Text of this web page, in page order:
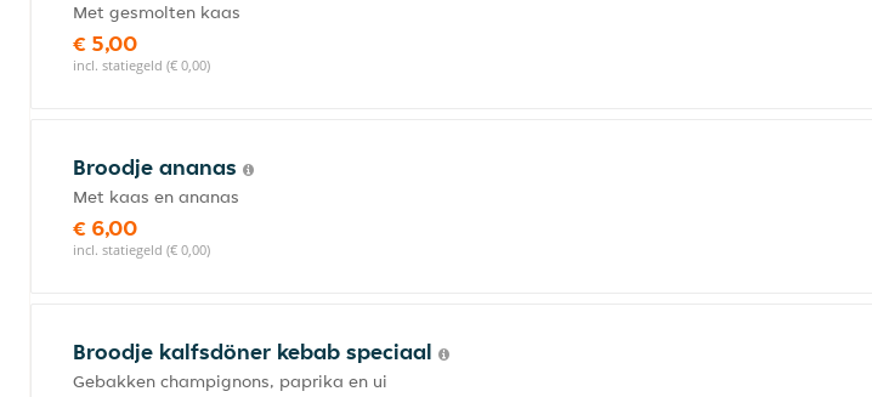
Met gesmolten kaas
€ 5,00
incl. statiegeld (€ 0,00)
Broodje ananas
Met kaas en ananas
€ 6,00
incl. statiegeld (€ 0,00)
Broodje kalfsdöner kebab speciaal
Gebakken champignons, paprika en ui